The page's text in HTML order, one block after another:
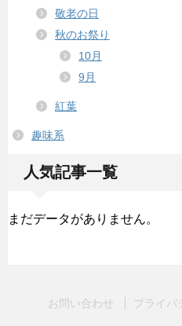
敬老の日
秋のお祭り
10月
9月
紅葉
趣味系
人気記事一覧
まだデータがありません。
お問い合わせ プライバ